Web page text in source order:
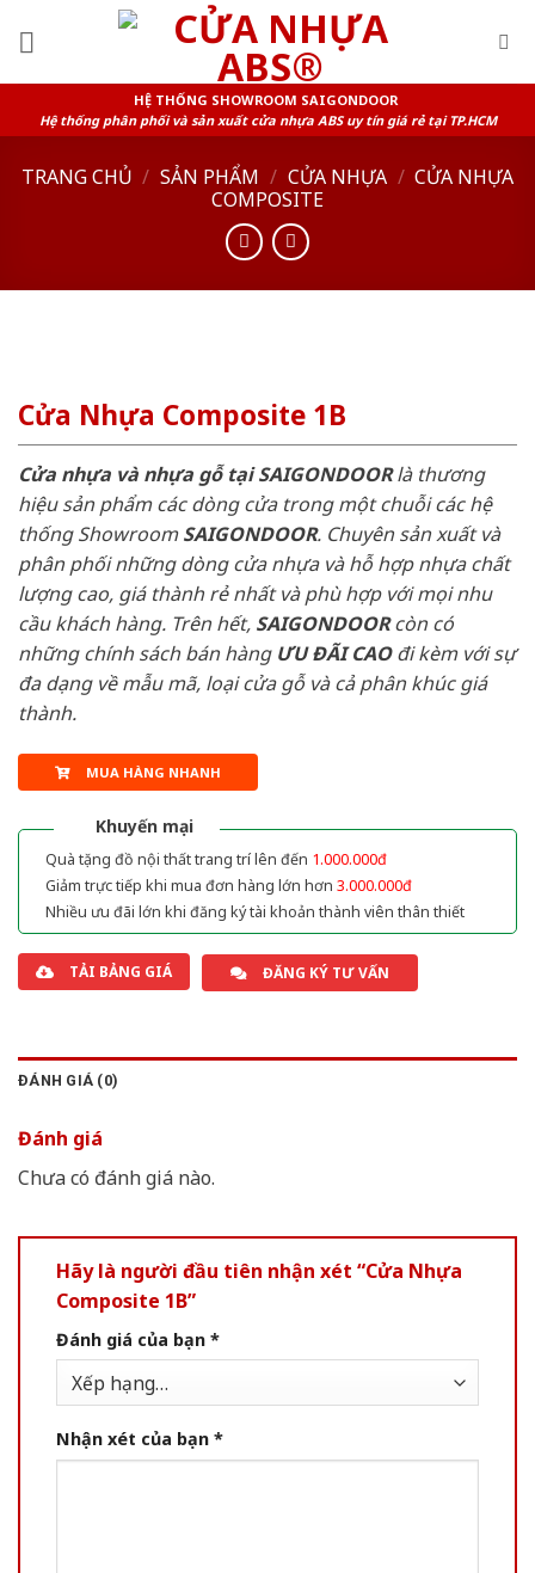
HỆ THỐNG SHOWROOM SAIGONDOOR
Hệ thống phân phối và sản xuất cửa nhựa ABS uy tín giá rẻ tại TP.HCM
TRANG CHỦ / SẢN PHẨM / CỬA NHỰA / CỬA NHỰA
COMPOSITE
Cửa Nhựa Composite 1B
Cửa nhựa và nhựa gỗ tại SAIGONDOORlà thương
hiệu sản phẩm các dòng cửa trong một chuỗi các hệ
thống ShowroomSAIGONDOOR. Chuyên sản xuất và
phân phối những dòng cửa nhựa và hỗ hợp nhựa chất
lượng cao, giá thành rẻ nhất và phù hợp với mọi nhu
cầu khách hàng. Trên hết, SAIGONDOORcòn có
những chính sách bán hàng ƯU ĐÃI CAOđi kèm với sự
đa dạng về mẫu mã, loại cửa gỗ và cả phân khúc giá
thành.
MUA HÀNG NHANH
Khuyến mại
Quà tặng đồ nội thất trang trí lên đến 1.000.000đ
Giảm trực tiếp khi mua đơn hàng lớn hơn 3.000.000đ
Nhiều ưu đãi lớn khi đăng ký tài khoản thành viên thân thiết
TẢI BẢNG GIÁ ĐĂNG KÝ TƯ VẤN
ĐÁNH GIÁ (0)
Đánh giá
Chưa có đánh giá nào.
Hãy là người đầu tiên nhận xét “Cửa Nhựa
Composite 1B”
Đánh giá của bạn *
Nhận xét của bạn *